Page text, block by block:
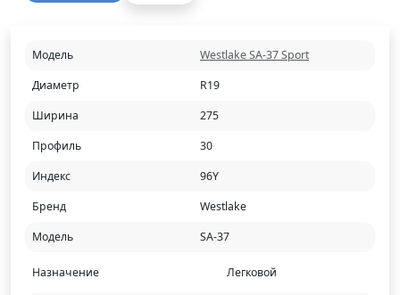
Модель
Westlake SA-37 Sport
Диаметр
R19
Ширина
275
Профиль
30
Индекс
96Y
Бренд
Westlake
Модель
SA-37
Назначение Легковой